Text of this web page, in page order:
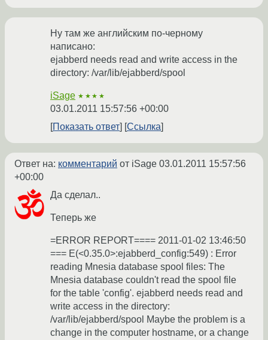
Ну там же английским по-черному
написано:
ejabberd needs read and write access in the
directory: /var/lib/ejabberd/spool
iSage ★★★★
03.01.2011 15:57:56 +00:00
Показать ответ
Ссылка
Ответ на: комментарий от iSage 03.01.2011 15:57:56
+00:00
Да сделал..
Теперь же
=ERROR REPORT==== 2011-01-02 13:46:50
=== E(<0.35.0>:ejabberd_config:549) : Error
reading Mnesia database spool files: The
Mnesia database couldn't read the spool file
for the table 'config'. ejabberd needs read and
write access in the directory:
/var/lib/ejabberd/spool Maybe the problem is a
change in the computer hostname, or a change